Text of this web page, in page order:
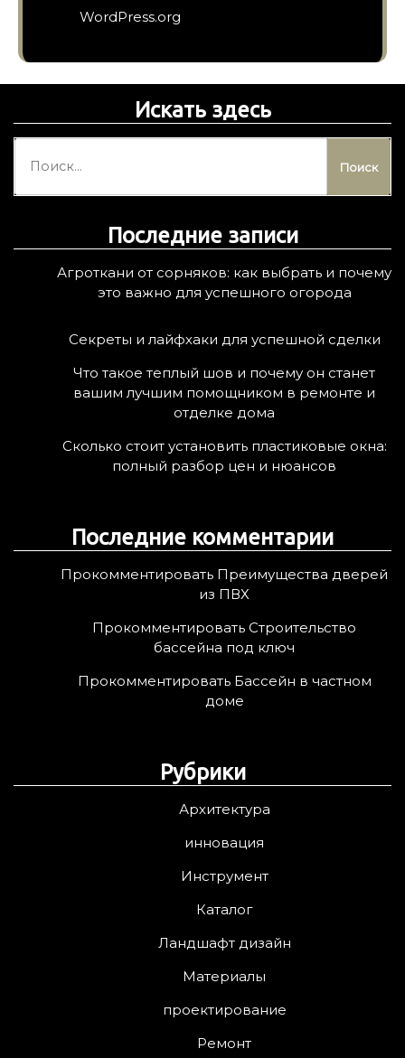
WordPress.org
Искать здесь
й
Последние записи
Агроткани от сорняков: как выбрать и почему
это важно для успешного огорода
Секреты и лайфхаки для успешной сделки
Что такое теплый шов и почему он станет
вашим лучшим помощником в ремонте и
отделке дома
Сколько стоит установить пластиковые окна:
полный разбор цен и нюансов
Последние комментарии
Прокомментировать Преимущества дверей
из ПВХ
Прокомментировать Строительство
бассейна под ключ
Прокомментировать Бассейн в частном
доме
Рубрики
Архитектура
инновация
Инструмент
Каталог
Ландшафт дизайн
Материалы
проектирование
Ремонт